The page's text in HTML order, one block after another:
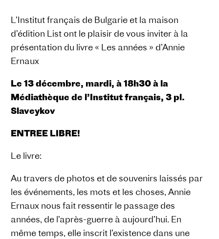
L’Institut français de Bulgarie et la maison
d’édition List ont le plaisir de vous inviter à la
présentation du livre « Les années » d’Annie
Ernaux
Le 13 décembre, mardi, à 18h30 à la
Médiathèque de l’Institut français, 3 pl.
Slaveykov
ENTREE LIBRE!
Le livre:
Au travers de photos et de souvenirs laissés par
les événements, les mots et les choses, Annie
Ernaux nous fait ressentir le passage des
années, de l’après-guerre à aujourd’hui. En
même temps, elle inscrit l’existence dans une